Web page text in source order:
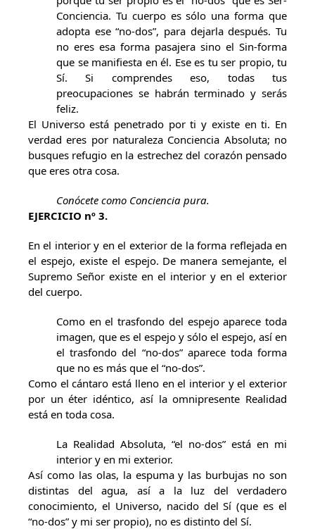
Conciencia. Tu cuerpo es sólo una forma que
adopta ese “no-dos”, para dejarla después. Tu
no eres esa forma pasajera sino el Sin-forma
que se manifiesta en él. Ese es tu ser propio, tu
Sí. Si comprendes eso, todas tus
preocupaciones se habrán terminado y serás
feliz.
El Universo está penetrado por ti y existe en ti. En
verdad eres por naturaleza Conciencia Absoluta; no
busques refugio en la estrechez del corazón pensado
que eres otra cosa.
Conócete como Conciencia pura.
EJERCICIO nº 3.
En el interior y en el exterior de la forma reflejada en
el espejo, existe el espejo. De manera semejante, el
Supremo Señor existe en el interior y en el exterior
del cuerpo.
Como en el trasfondo del espejo aparece toda
imagen, que es el espejo y sólo el espejo, así en
el trasfondo del “no-dos” aparece toda forma
que no es más que el “no-dos”.
Como el cántaro está lleno en el interior y el exterior
por un éter idéntico, así la omnipresente Realidad
está en toda cosa.
La Realidad Absoluta, “el no-dos” está en mi
interior y en mi exterior.
Así como las olas, la espuma y las burbujas no son
distintas del agua, así a la luz del verdadero
conocimiento, el Universo, nacido del Sí (que es el
“no-dos” y mi ser propio), no es distinto del Sí.